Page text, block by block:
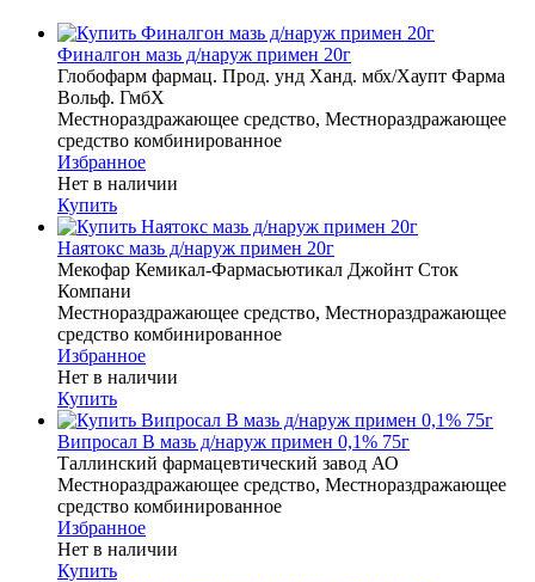
Финалгон мазь д/наруж примен 20г
Глобофарм фармац. Прод. унд Ханд. мбх/Хаупт Фарма
Вольф. ГмбХ
Местнораздражающее средство, Местнораздражающее
средство комбинированное
Избранное
Нет в наличии
Купить
Наятокс мазь д/наруж примен 20г
Мекофар Кемикал-Фармасьютикал Джойнт Сток
Компани
Местнораздражающее средство, Местнораздражающее
средство комбинированное
Избранное
Нет в наличии
Купить
Випросал В мазь д/наруж примен 0,1% 75г
Таллинский фармацевтический завод АО
Местнораздражающее средство, Местнораздражающее
средство комбинированное
Избранное
Нет в наличии
Купить